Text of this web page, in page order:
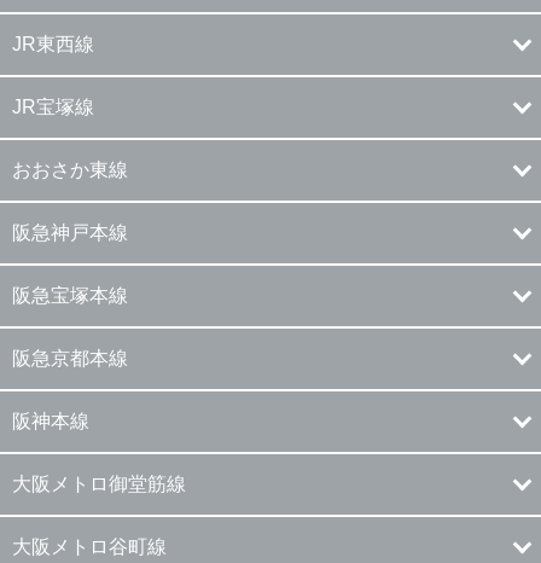
JR東西線
JR宝塚線
おおさか東線
阪急神戸本線
阪急宝塚本線
阪急京都本線
阪神本線
大阪メトロ御堂筋線
大阪メトロ谷町線